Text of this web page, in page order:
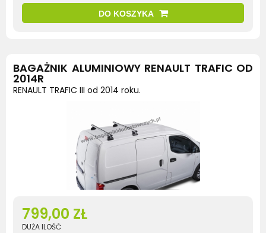
DO KOSZYKA
BAGAŻNIK ALUMINIOWY RENAULT TRAFIC OD
2014R
RENAULT TRAFIC III od 2014 roku.
799,00 ZŁ
DUŻA ILOŚĆ